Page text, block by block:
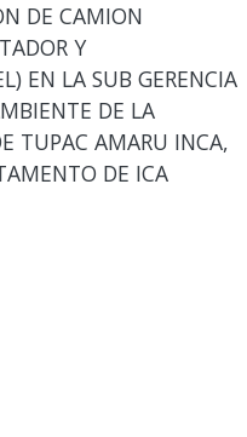
DE CAMION
Y
EN LA SUB GERENCIA
DE LA
TUPAC AMARU INCA,
DE ICA